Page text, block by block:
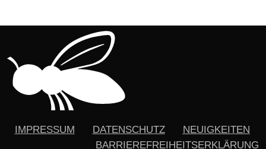
IMPRESSUM DATENSCHUTZ
NEUIGKEITEN
BARRIEREFREIHEITSERKLÄRUNG